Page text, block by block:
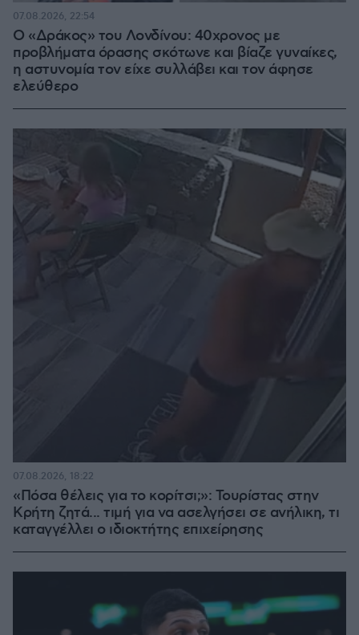
Ο «Δράκος» του Λονδίνου: 40χρονος με
προβλήματα όρασης σκότωνε και βίαζε γυναίκες,
η αστυνομία τον είχε συλλάβει και τον άφησε
ελεύθερο
07.08.2026, 22:54
«Πόσα θέλεις για το κορίτσι;»: Τουρίστας στην
Κρήτη ζητά... τιμή για να ασελγήσει σε ανήλικη, τι
καταγγέλλει ο ιδιοκτήτης επιχείρησης
07.08.2026, 18:22